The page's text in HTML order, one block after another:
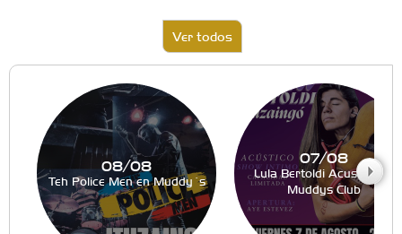
Ver todos
08/08
Teh Police Men en Muddy´s
07/08
Lula Bertoldi Acustico en
Muddys Club